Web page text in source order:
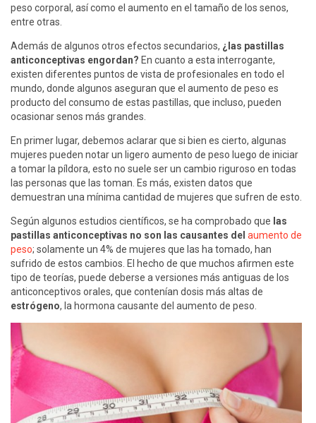
peso corporal, así como el aumento en el tamaño de los senos,
entre otras.
Además de algunos otros efectos secundarios, ¿las pastillas
anticonceptivas engordan? En cuanto a esta interrogante,
existen diferentes puntos de vista de profesionales en todo el
mundo, donde algunos aseguran que el aumento de peso es
producto del consumo de estas pastillas, que incluso, pueden
ocasionar senos más grandes.
En primer lugar, debemos aclarar que si bien es cierto, algunas
mujeres pueden notar un ligero aumento de peso luego de iniciar
a tomar la píldora, esto no suele ser un cambio riguroso en todas
las personas que las toman. Es más, existen datos que
demuestran una mínima cantidad de mujeres que sufren de esto.
Según algunos estudios científicos, se ha comprobado que las
pastillas anticonceptivas no son las causantes del aumento de
peso; solamente un 4% de mujeres que las ha tomado, han
sufrido de estos cambios. El hecho de que muchos afirmen este
tipo de teorías, puede deberse a versiones más antiguas de los
anticonceptivos orales, que contenían dosis más altas de
estrógeno, la hormona causante del aumento de peso.